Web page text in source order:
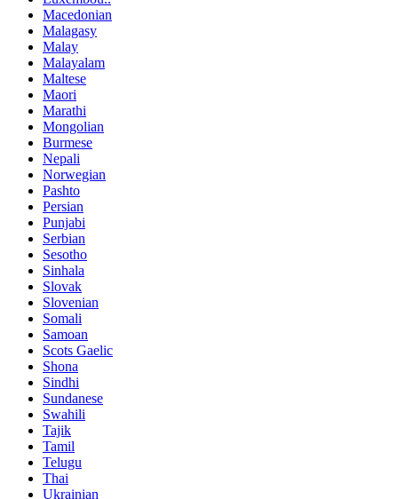
Macedonian
Malagasy
Malay
Malayalam
Maltese
Maori
Marathi
Mongolian
Burmese
Nepali
Norwegian
Pashto
Persian
Punjabi
Serbian
Sesotho
Sinhala
Slovak
Slovenian
Somali
Samoan
Scots Gaelic
Shona
Sindhi
Sundanese
Swahili
Tajik
Tamil
Telugu
Thai
Ukrainian